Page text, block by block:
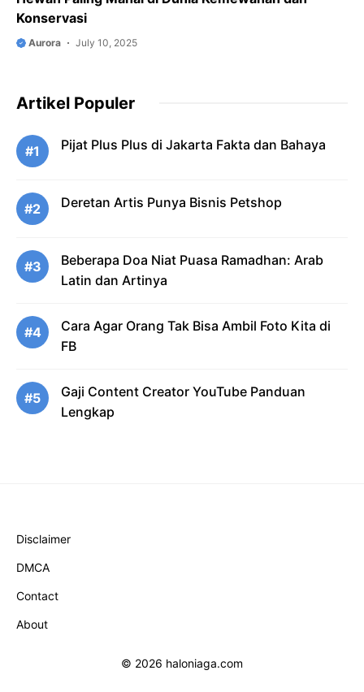
Konservasi
Aurora July 10, 2025
Artikel Populer
#1 Pijat Plus Plus di Jakarta Fakta dan Bahaya
#2 Deretan Artis Punya Bisnis Petshop
#3
Beberapa Doa Niat Puasa Ramadhan: Arab
Latin dan Artinya
#4
Cara Agar Orang Tak Bisa Ambil Foto Kita di
FB
#5
Gaji Content Creator YouTube Panduan
Lengkap
Disclaimer
DMCA
Contact
About
© 2026 haloniaga.com